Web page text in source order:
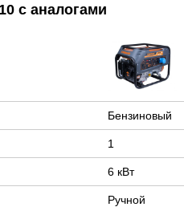
с аналогами
Бензиновый
1
6 кВт
Ручной